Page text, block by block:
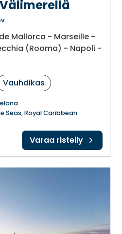
Mallorca - Marseille -
(Rooma) - Napoli -
Vauhdikas
Seas, Royal Caribbean
Varaa risteily